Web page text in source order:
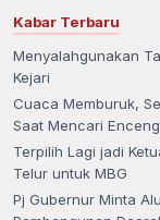
Kabar Terbaru
Menyalahgunakan
Kejari
Cuaca Memburuk,
Saat Mencari
Terpilih Lagi jadi
Telur untuk MBG
Pj Gubernur Minta